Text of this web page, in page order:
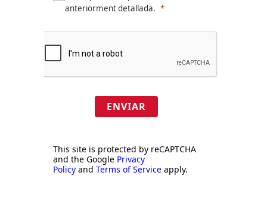
anteriorment detallada.
ENVIAR
This site is protected by reCAPTCHA
and the Google Privacy
Policy and Terms of Service apply.